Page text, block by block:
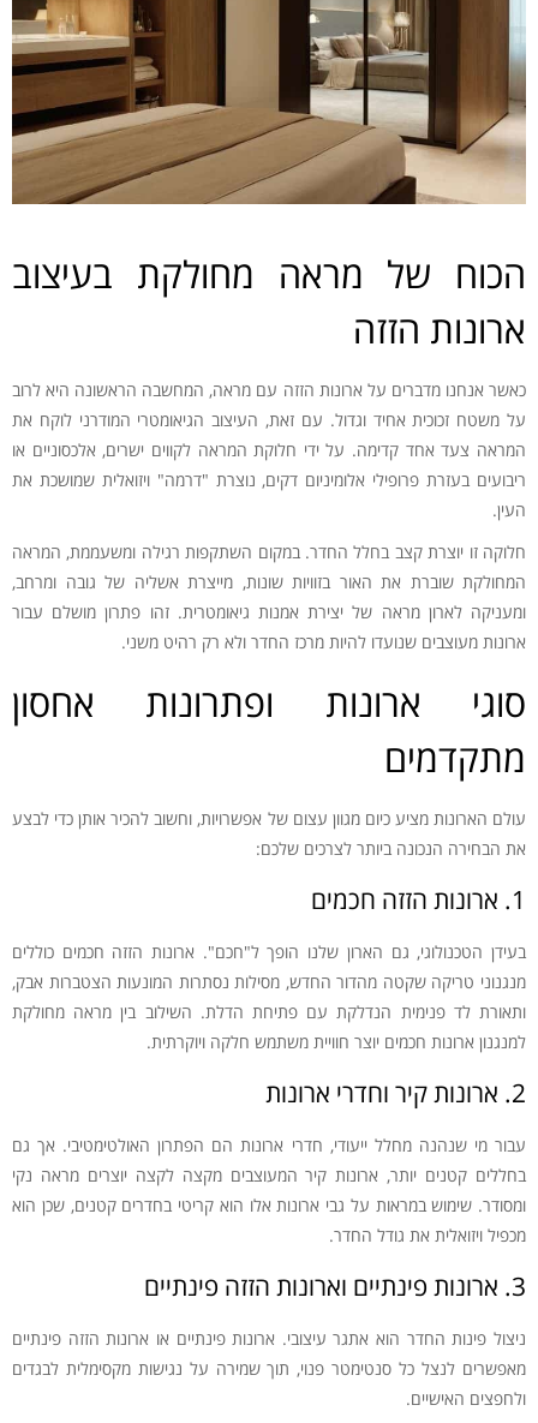
הכוח של מראה מחולקת בעיצוב
ארונות הזזה
כאשר אנחנו מדברים על ארונות הזזה עם מראה, המחשבה הראשונה היא לרוב
על משטח זכוכית אחיד וגדול. עם זאת, העיצוב הגיאומטרי המודרני לוקח את
המראה צעד אחד קדימה. על ידי חלוקת המראה לקווים ישרים, אלכסוניים או
ריבועים בעזרת פרופילי אלומיניום דקים, נוצרת "דרמה" ויזואלית שמושכת את
העין.
חלוקה זו יוצרת קצב בחלל החדר. במקום השתקפות רגילה ומשעממת, המראה
המחולקת שוברת את האור בזוויות שונות, מייצרת אשליה של גובה ומרחב,
ומעניקה לארון מראה של יצירת אמנות גיאומטרית. זהו פתרון מושלם עבור
ארונות מעוצבים שנועדו להיות מרכז החדר ולא רק רהיט משני.
סוגי ארונות ופתרונות אחסון
מתקדמים
עולם הארונות מציע כיום מגוון עצום של אפשרויות, וחשוב להכיר אותן כדי לבצע
את הבחירה הנכונה ביותר לצרכים שלכם:
1. ארונות הזזה חכמים
בעידן הטכנולוגי, גם הארון שלנו הופך ל"חכם". ארונות הזזה חכמים כוללים
מנגנוני טריקה שקטה מהדור החדש, מסילות נסתרות המונעות הצטברות אבק,
ותאורת לד פנימית הנדלקת עם פתיחת הדלת. השילוב בין מראה מחולקת
למנגנון ארונות חכמים יוצר חוויית משתמש חלקה ויוקרתית.
2. ארונות קיר וחדרי ארונות
עבור מי שנהנה מחלל ייעודי, חדרי ארונות הם הפתרון האולטימטיבי. אך גם
בחללים קטנים יותר, ארונות קיר המעוצבים מקצה לקצה יוצרים מראה נקי
ומסודר. שימוש במראות על גבי ארונות אלו הוא קריטי בחדרים קטנים, שכן הוא
מכפיל ויזואלית את גודל החדר.
3. ארונות פינתיים וארונות הזזה פינתיים
ניצול פינות החדר הוא אתגר עיצובי. ארונות פינתיים או ארונות הזזה פינתיים
מאפשרים לנצל כל סנטימטר פנוי, תוך שמירה על נגישות מקסימלית לבגדים
ולחפצים האישיים.